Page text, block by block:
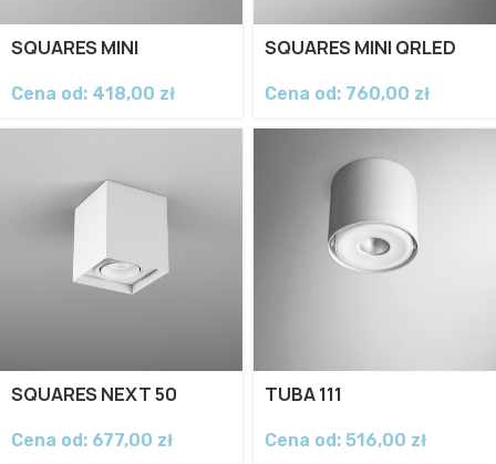
SQUARES MINI
Cena od: 418,00 zł
SQUARES MINI QRLED
Cena od: 760,00 zł
SQUARES NEXT 50
Cena od: 677,00 zł
TUBA 111
Cena od: 516,00 zł